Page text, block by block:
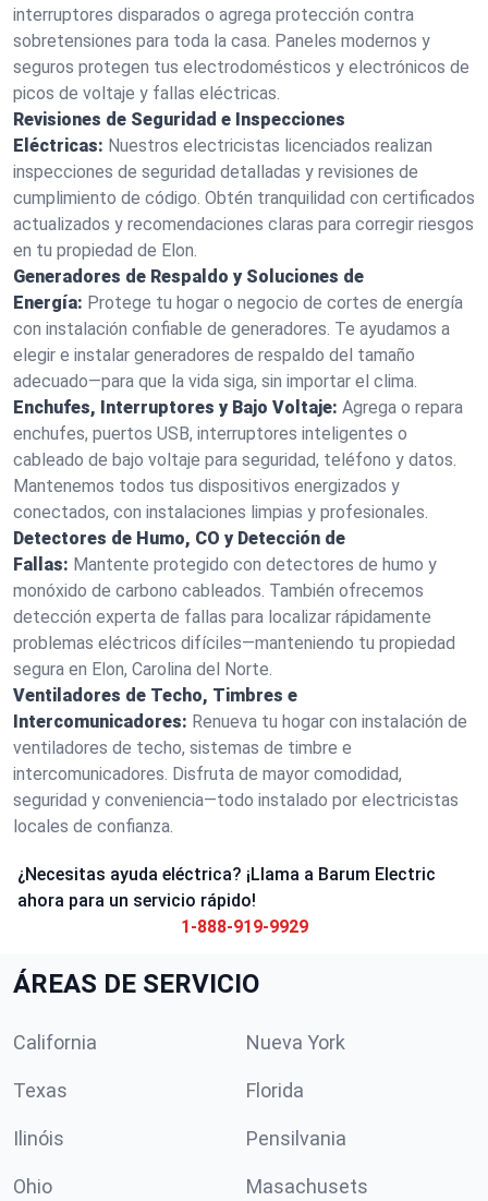
interruptores disparados o agrega protección contra
sobretensiones para toda la casa. Paneles modernos y
seguros protegen tus electrodomésticos y electrónicos de
picos de voltaje y fallas eléctricas.
Revisiones de Seguridad e Inspecciones
Eléctricas: Nuestros electricistas licenciados realizan
inspecciones de seguridad detalladas y revisiones de
cumplimiento de código. Obtén tranquilidad con certificados
actualizados y recomendaciones claras para corregir riesgos
en tu propiedad de Elon.
Generadores de Respaldo y Soluciones de
Energía: Protege tu hogar o negocio de cortes de energía
con instalación confiable de generadores. Te ayudamos a
elegir e instalar generadores de respaldo del tamaño
adecuado—para que la vida siga, sin importar el clima.
Enchufes, Interruptores y Bajo Voltaje: Agrega o repara
enchufes, puertos USB, interruptores inteligentes o
cableado de bajo voltaje para seguridad, teléfono y datos.
Mantenemos todos tus dispositivos energizados y
conectados, con instalaciones limpias y profesionales.
Detectores de Humo, CO y Detección de
Fallas: Mantente protegido con detectores de humo y
monóxido de carbono cableados. También ofrecemos
detección experta de fallas para localizar rápidamente
problemas eléctricos difíciles—manteniendo tu propiedad
segura en Elon, Carolina del Norte.
Ventiladores de Techo, Timbres e
Intercomunicadores: Renueva tu hogar con instalación de
ventiladores de techo, sistemas de timbre e
intercomunicadores. Disfruta de mayor comodidad,
seguridad y conveniencia—todo instalado por electricistas
locales de confianza.
¿Necesitas ayuda eléctrica? ¡Llama a Barum Electric
ahora para un servicio rápido!
1-888-919-9929
ÁREAS DE SERVICIO
California Nueva York
Texas Florida
Ilinóis Pensilvania
Ohio Masachusets